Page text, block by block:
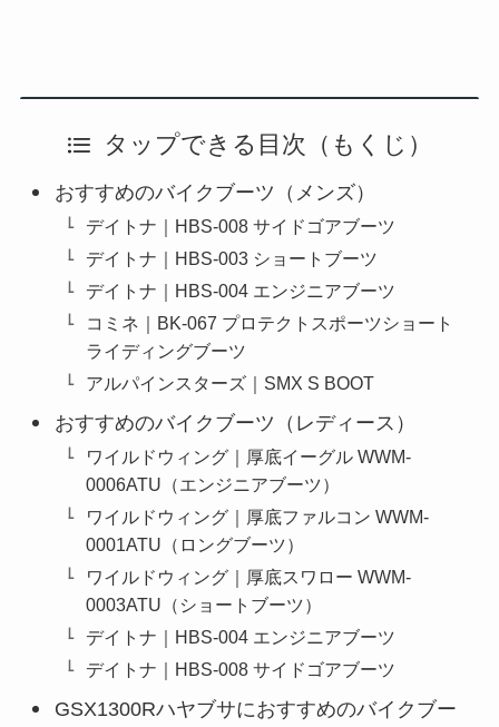
タップできる目次（もくじ）
おすすめのバイクブーツ（メンズ）
デイトナ｜HBS-008 サイドゴアブーツ
デイトナ｜HBS-003 ショートブーツ
デイトナ｜HBS-004 エンジニアブーツ
コミネ｜BK-067 プロテクトスポーツショート
ライディングブーツ
アルパインスターズ｜SMX S BOOT
おすすめのバイクブーツ（レディース）
ワイルドウィング｜厚底イーグル WWM-
0006ATU（エンジニアブーツ）
ワイルドウィング｜厚底ファルコン WWM-
0001ATU（ロングブーツ）
ワイルドウィング｜厚底スワロー WWM-
0003ATU（ショートブーツ）
デイトナ｜HBS-004 エンジニアブーツ
デイトナ｜HBS-008 サイドゴアブーツ
GSX1300Rハヤブサにおすすめのバイクブー